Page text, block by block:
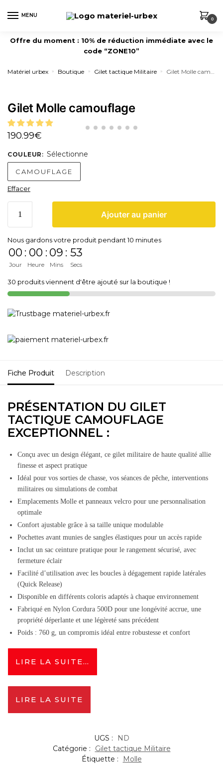
MENU
0
Offre du moment : 10% de réduction immédiate avec le
code “ZONE10”
Matériel urbex » Boutique » Gilet tactique Militaire » Gilet Molle camouflage
Gilet Molle camouflage
190.99€
COULEUR : Sélectionne
CAMOUFLAGE
Effacer
Ajouter au panier
Nous gardons votre produit pendant 10 minutes
00
Jour
: 00
Heure
: 09
Mins
: 53
Secs
30 produits viennent d'être ajouté sur la boutique !
Fiche Produit Description
PRÉSENTATION DU GILET
TACTIQUE CAMOUFLAGE
EXCEPTIONNEL :
Conçu avec un design élégant, ce gilet militaire de haute qualité allie
finesse et aspect pratique
Idéal pour vos sorties de chasse, vos séances de pêche, interventions
militaires ou simulations de combat
Emplacements Molle et panneaux velcro pour une personnalisation
optimale
Confort ajustable grâce à sa taille unique modulable
Pochettes avant munies de sangles élastiques pour un accès rapide
Inclut un sac ceinture pratique pour le rangement sécurisé, avec
fermeture éclair
Facilité d’utilisation avec les boucles à dégagement rapide latérales
(Quick Release)
Disponible en différents coloris adaptés à chaque environnement
Fabriqué en Nylon Cordura 500D pour une longévité accrue, une
propriété déperlante et une légèreté sans précédent
Poids : 760 g, un compromis idéal entre robustesse et confort
LIRE LA SUITE…
LIRE LA SUITE
UGS :
ND
Catégorie :
Gilet tactique Militaire
Étiquette :
Molle